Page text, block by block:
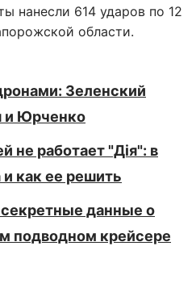
нанесли 614 ударов по 12
области.
Зеленский
и Юрченко
не работает "Дія": в
как ее решить
данные о
подводном крейсере